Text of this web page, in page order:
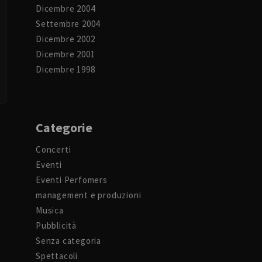
Dicembre 2004
Settembre 2004
Dicembre 2002
Dicembre 2001
Dicembre 1998
Categorie
Concerti
Eventi
Eventi Perfomers
management e produzioni
Musica
Pubblicità
Senza categoria
Spettacoli